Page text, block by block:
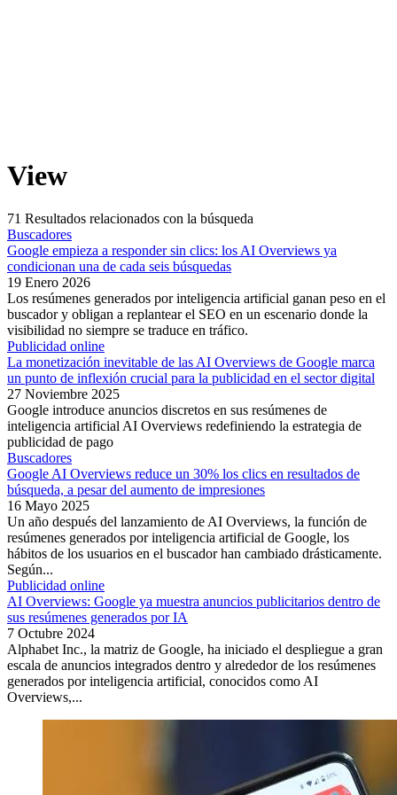
View
71 Resultados relacionados con la búsqueda
Buscadores
Google empieza a responder sin clics: los AI Overviews ya
condicionan una de cada seis búsquedas
19 Enero 2026
Los resúmenes generados por inteligencia artificial ganan peso en el
buscador y obligan a replantear el SEO en un escenario donde la
visibilidad no siempre se traduce en tráfico.
Publicidad online
La monetización inevitable de las AI Overviews de Google marca
un punto de inflexión crucial para la publicidad en el sector digital
27 Noviembre 2025
Google introduce anuncios discretos en sus resúmenes de
inteligencia artificial AI Overviews redefiniendo la estrategia de
publicidad de pago
Buscadores
Google AI Overviews reduce un 30% los clics en resultados de
búsqueda, a pesar del aumento de impresiones
16 Mayo 2025
Un año después del lanzamiento de AI Overviews, la función de
resúmenes generados por inteligencia artificial de Google, los
hábitos de los usuarios en el buscador han cambiado drásticamente.
Según...
Publicidad online
AI Overviews: Google ya muestra anuncios publicitarios dentro de
sus resúmenes generados por IA
7 Octubre 2024
Alphabet Inc., la matriz de Google, ha iniciado el despliegue a gran
escala de anuncios integrados dentro y alrededor de los resúmenes
generados por inteligencia artificial, conocidos como AI
Overviews,...